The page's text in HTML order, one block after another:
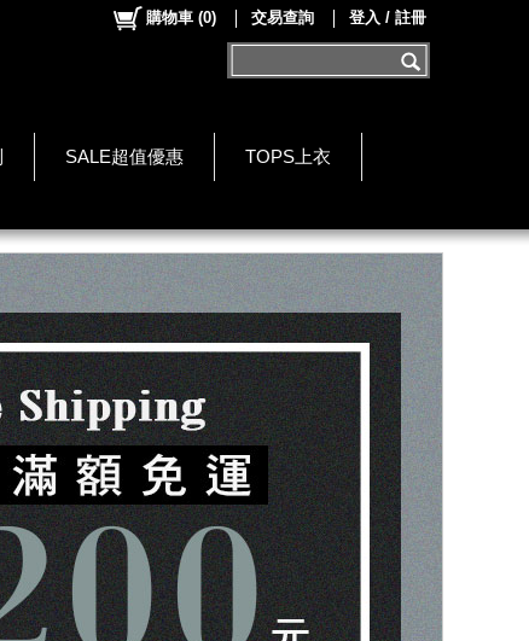
SALE超值優惠 TOPS上衣
購物車 (0) 交易查詢 登入 / 註冊